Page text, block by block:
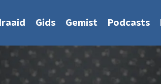
Gids Gemist Podcasts